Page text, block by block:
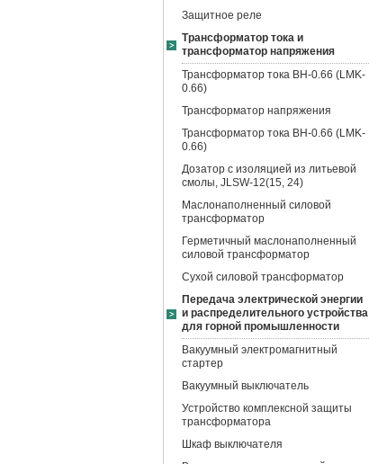
Защитное реле
Трансформатор тока и
трансформатор напряжения
Трансформатор тока BH-0.66 (LMK-
0.66)
Трансформатор напряжения
Трансформатор тока BH-0.66 (LMK-
0.66)
Дозатор с изоляцией из литьевой
смолы, JLSW-12(15, 24)
Маслонаполненный силовой
трансформатор
Герметичный маслонаполненный
силовой трансформатор
Сухой силовой трансформатор
Передача электрической энергии
и распределительного устройства
для горной промышленности
Вакуумный электромагнитный
стартер
Вакуумный выключатель
Устройство комплексной защиты
трансформатора
Шкаф выключателя